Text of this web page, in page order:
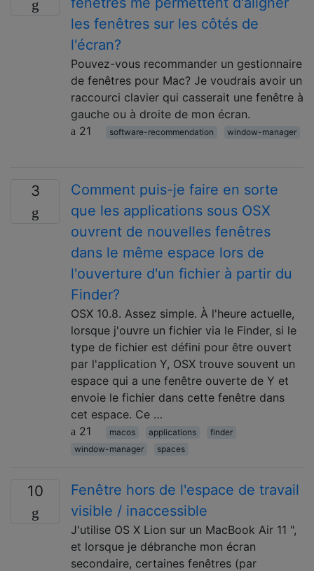
les fenêtres sur les côtés de
l'écran?
Pouvez-vous recommander un gestionnaire
de fenêtres pour Mac? Je voudrais avoir un
raccourci clavier qui casserait une fenêtre à
gauche ou à droite de mon écran.
21
software-recommendation window-manager
3
Comment puis-je faire en sorte
que les applications sous OSX
ouvrent de nouvelles fenêtres
dans le même espace lors de
l'ouverture d'un fichier à partir du
Finder?
OSX 10.8. Assez simple. À l'heure actuelle,
lorsque j'ouvre un fichier via le Finder, si le
type de fichier est défini pour être ouvert
par l'application Y, OSX trouve souvent un
espace qui a une fenêtre ouverte de Y et
envoie le fichier dans cette fenêtre dans
cet espace. Ce …
21
macos applications
finder
window-manager
spaces
10
Fenêtre hors de l'espace de travail
visible / inaccessible
J'utilise OS X Lion sur un MacBook Air 11 ",
et lorsque je débranche mon écran
secondaire, certaines fenêtres (par